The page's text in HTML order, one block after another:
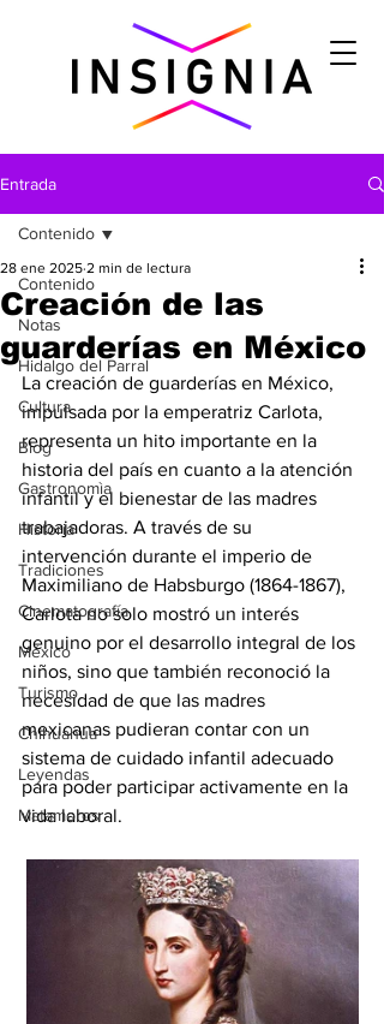
Entrada
Contenido
Notas
Hidalgo del Parral
Cultura
Blog
Gastronomìa
Historia
Tradiciones
Cinematografía
México
Turismo
Chihuahua
Leyendas
Matamoros
Contenido
Creación de las
guarderías en México
28 ene 2025 2 min de lectura
La creación de guarderías en México,
impulsada por la emperatriz Carlota,
representa un hito importante en la
historia del país en cuanto a la atención
infantil y el bienestar de las madres
trabajadoras. A través de su
intervención durante el imperio de
Maximiliano de Habsburgo (1864-1867),
Carlota no solo mostró un interés
genuino por el desarrollo integral de los
niños, sino que también reconoció la
necesidad de que las madres
mexicanas pudieran contar con un
sistema de cuidado infantil adecuado
para poder participar activamente en la
vida laboral.